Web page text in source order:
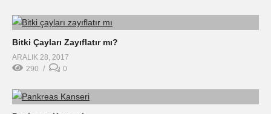
Bitki Çayları Zayıflatır mı?
ARALIK 28, 2017
290
0